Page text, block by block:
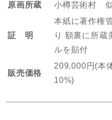
原画所蔵
小樽芸術村
証 明
本紙に著作権
り 額裏に所蔵
ルを貼付
販売価格
209,000円(本
10%)